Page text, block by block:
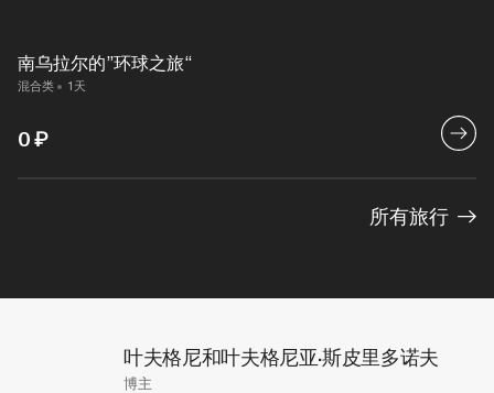
南乌拉尔的”环球之旅“
混合类 1天
0₽
所有旅行
叶夫格尼和叶夫格尼亚·斯皮里多诺夫
博主